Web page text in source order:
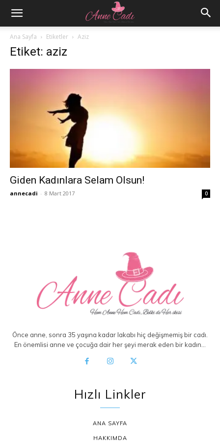
Ana Sayfa Etiketler Aziz
Etiket: aziz
Giden Kadınlara Selam Olsun!
annecadi - 8 Mart 2017 0
Önce anne, sonra 35 yaşına kadar lakabı hiç değişmemiş bir cadı.
En önemlisi anne ve çocuğa dair her şeyi merak eden bir kadın…
Hızlı Linkler
ANA SAYFA
HAKKIMDA